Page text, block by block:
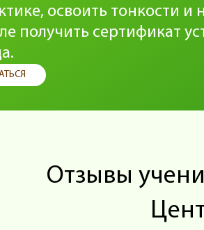
освоить тонкости
получить сертификат
Отзывы